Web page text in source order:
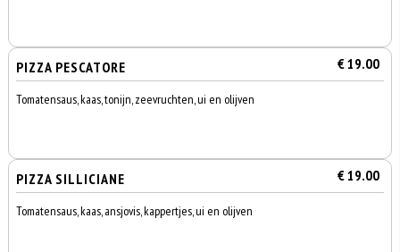
PIZZA PESCATORE € 19.00
Tomatensaus, kaas, tonijn, zeevruchten, ui en olijven
PIZZA SILLICIANE € 19.00
Tomatensaus, kaas, ansjovis, kappertjes, ui en olijven